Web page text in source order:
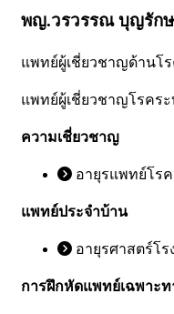
พญ.วรวรรณ บุญรัก
แพทย์ผู้เชี่ยวชาญด้านโ
แพทย์ผู้เชี่ยวชาญโรคระ
ความเชี่ยวชาญ
อายุรแพทย์โรค
แพทย์ประจำบ้าน
อายุรศาสตร์โ
การฝึกหัดแพทย์เฉพาะท